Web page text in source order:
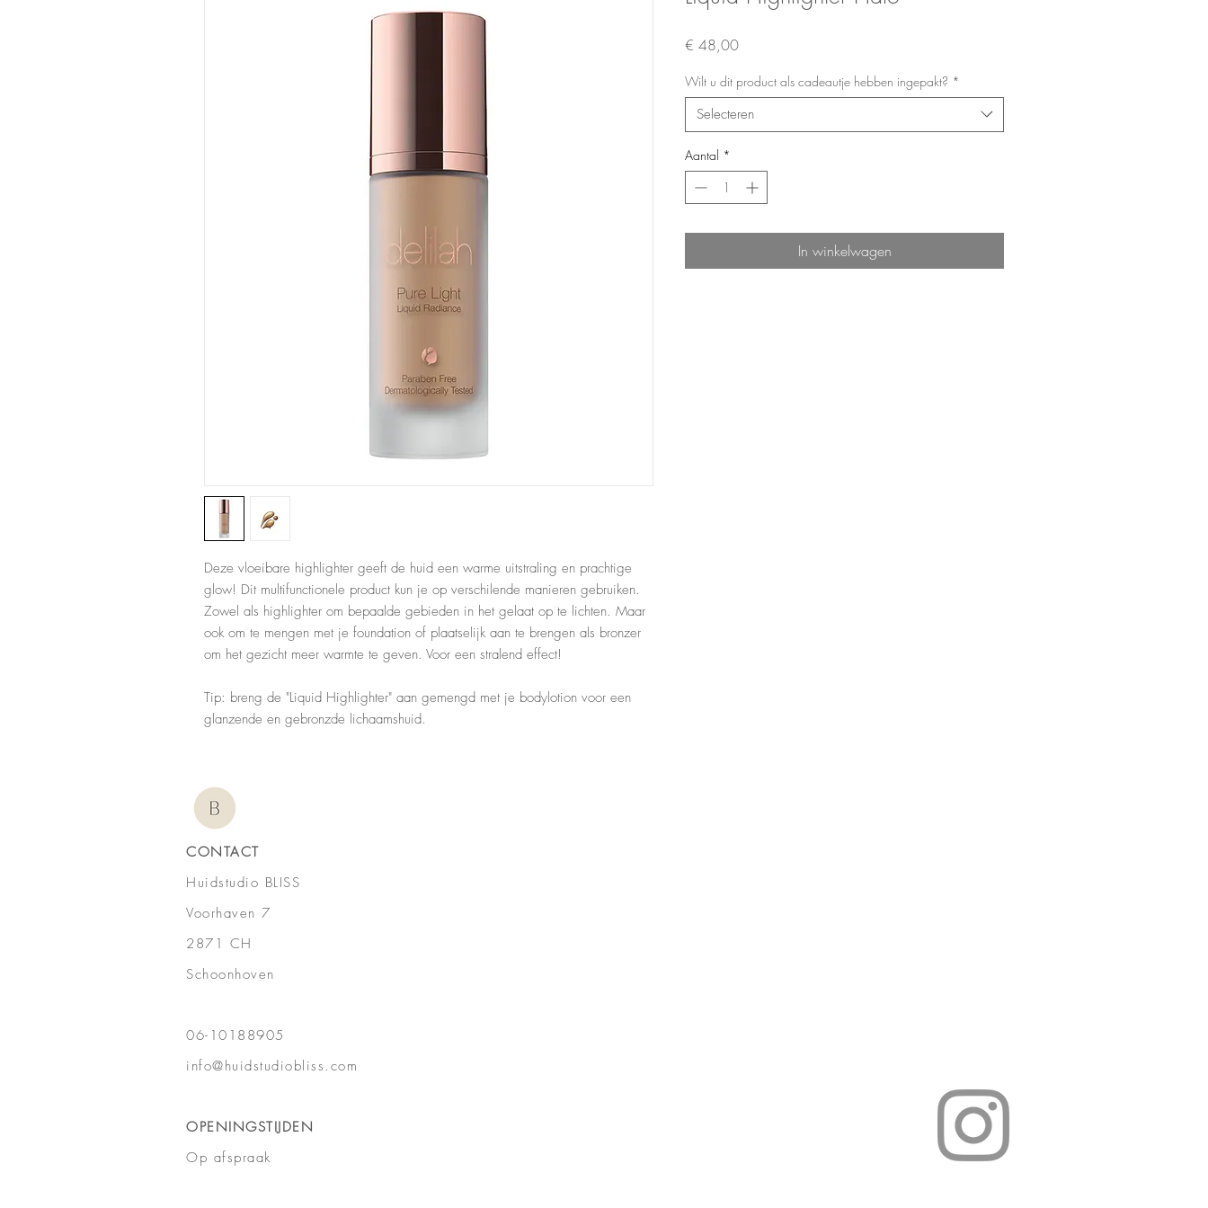
Deze vloeibare highlighter geeft de huid een warme uitstraling en prachtige
glow! Dit multifunctionele product kun je op verschilende manieren gebruiken.
Zowel als highlighter om bepaalde gebieden in het gelaat op te lichten. Maar
ook om te mengen met je foundation of plaatselijk aan te brengen als bronzer
om het gezicht meer warmte te geven. Voor een stralend effect!
Tip: breng de "Liquid Highlighter" aan gemengd met je bodylotion voor een
glanzende en gebronzde lichaamshuid.
€ 48,00Prijs
Wilt u dit product als cadeautje hebben ingepakt? *
Selecteren
Aantal *
In winkelwagen
CONTACT
Huidstudio BLISS
Voorhaven 7
2871 CH
Schoonhoven
06-10188905
info@huidstudiobliss.com
OPENINGSTIJDEN
Op afspraak